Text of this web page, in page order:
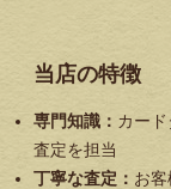
当店の特徴
専門知識： カー
査定を担当
丁寧な査定： お